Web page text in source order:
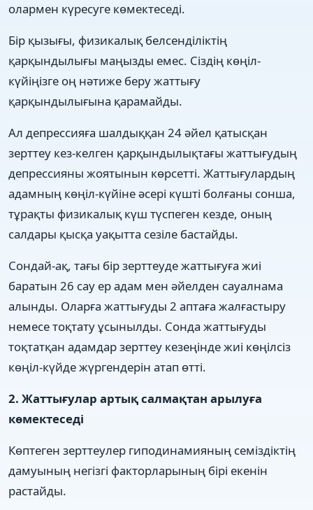
олармен күресуге көмектеседі.
Бір қызығы, физикалық белсенділіктің
қарқындылығы маңызды емес. Сіздің көңіл-
күйіңізге оң нәтиже беру жаттығу
қарқындылығына қарамайды.
Ал депрессияға шалдыққан 24 әйел қатысқан
зерттеу кез-келген қарқындылықтағы жаттығудың
депрессияны жоятынын көрсетті. Жаттығулардың
адамның көңіл-күйіне әсері күшті болғаны сонша,
тұрақты физикалық күш түспеген кезде, оның
салдары қысқа уақытта сезіле бастайды.
Сондай-ақ, тағы бір зерттеуде жаттығуға жиі
баратын 26 сау ер адам мен әйелден сауалнама
алынды. Оларға жаттығуды 2 аптаға жалғастыру
немесе тоқтату ұсынылды. Сонда жаттығуды
тоқтатқан адамдар зерттеу кезеңінде жиі көңілсіз
көңіл-күйде жүргендерін атап өтті.
2. Жаттығулар артық салмақтан арылуға
көмектеседі
Көптеген зерттеулер гиподинамияның семіздіктің
дамуының негізгі факторларының бірі екенін
растайды.